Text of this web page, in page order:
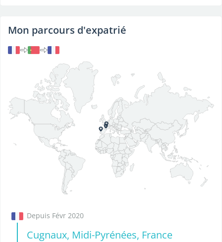
Mon parcours d'expatrié
Depuis Févr 2020
Cugnaux, Midi-Pyrénées, France